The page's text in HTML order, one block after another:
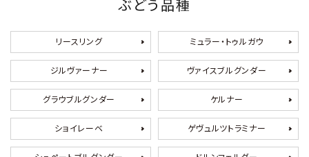
ぶどう品種
リースリング ミュラー・トゥルガウ
ジルヴァーナー ヴァイスブルグンダー
グラウブルグンダー ケルナー
ショイレーベ ゲヴュルツトラミナー